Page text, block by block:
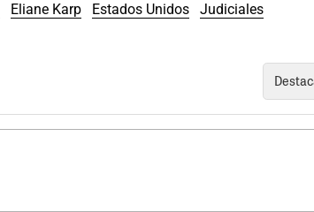
Eliane Karp Estados Unidos Judiciales